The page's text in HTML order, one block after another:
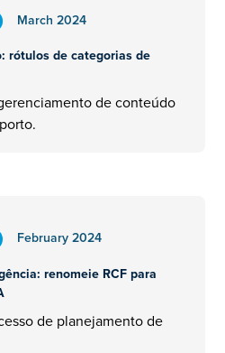
March 2024
rótulos de categorias de
de conteúdo
February 2024
renomeie RCF para
de planejamento de